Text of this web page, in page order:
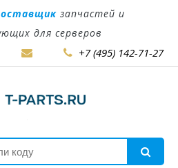
запчастей и
для серверов
+7 (495) 142-71-27